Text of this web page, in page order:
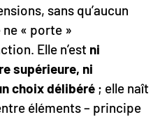
sans qu’aucun
« porte »
Elle n’est ni
supérieure, ni
choix délibéré ; elle naît
éléments – principe